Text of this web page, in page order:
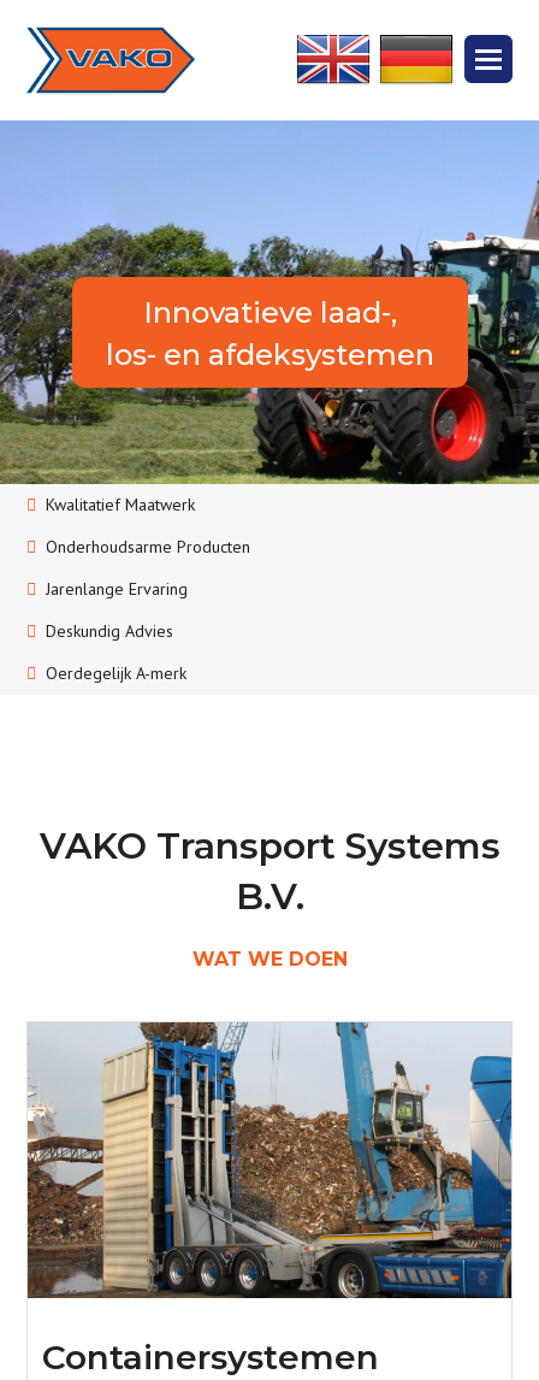
Innovatieve laad-,
los- en afdeksystemen
Kwalitatief Maatwerk
Onderhoudsarme Producten
Jarenlange Ervaring
Deskundig Advies
Oerdegelijk A-merk
VAKO Transport Systems
B.V.
WAT WE DOEN
Containersystemen